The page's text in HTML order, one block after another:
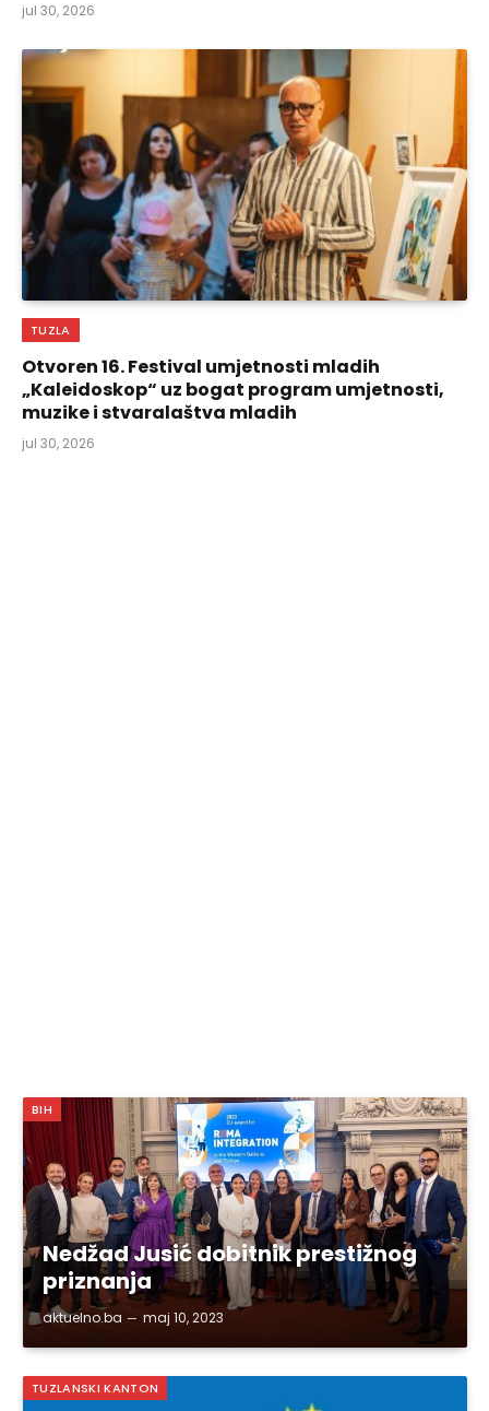
jul 30, 2026
TUZLA
Otvoren 16. Festival umjetnosti mladih
„Kaleidoskop“ uz bogat program umjetnosti,
muzike i stvaralaštva mladih
jul 30, 2026
BIH
Nedžad Jusić dobitnik prestižnog
priznanja
aktuelno.ba maj 10, 2023
TUZLANSKI KANTON